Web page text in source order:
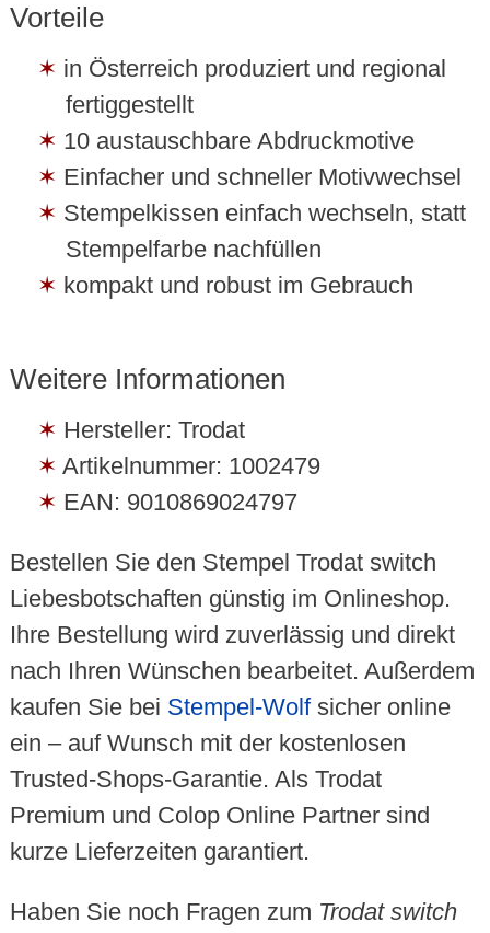
Vorteile
in Österreich produziert und regional
fertiggestellt
10 austauschbare Abdruckmotive
Einfacher und schneller Motivwechsel
Stempelkissen einfach wechseln, statt
Stempelfarbe nachfüllen
kompakt und robust im Gebrauch
Weitere Informationen
Hersteller: Trodat
Artikelnummer: 1002479
EAN: 9010869024797
Bestellen Sie den Stempel Trodat switch
Liebesbotschaften günstig im Onlineshop.
Ihre Bestellung wird zuverlässig und direkt
nach Ihren Wünschen bearbeitet. Außerdem
kaufen Sie bei Stempel-Wolfsicher online
ein – auf Wunsch mit der kostenlosen
Trusted-Shops-Garantie. Als Trodat
Premium und Colop Online Partner sind
kurze Lieferzeiten garantiert.
Haben Sie noch Fragen zum Trodat switch